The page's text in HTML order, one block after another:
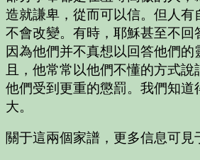
造就謙卑，從而可以信。但人有
不會改變。有時，耶穌甚至不回
因為他們并不真想以回答他們的
且，他常常以他們不懂的方式
他們受到更重的懲罰。我們知道
大。
關于這兩個家譜，更多信息可見